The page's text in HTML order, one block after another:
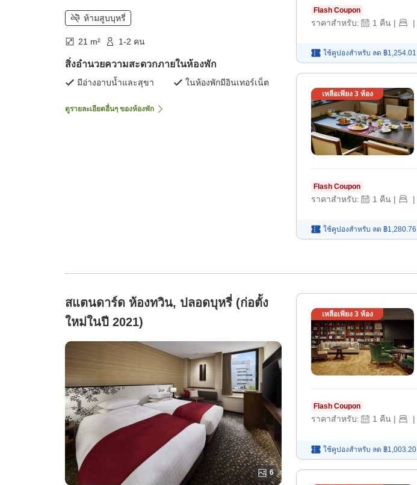
ห้ามสูบบุหรี่
21 m² 1-2 คน
สิ่งอำนวยความสะดวกภายในห้องพัก
มีอ่างอาบน้ำและสุขา ในห้องพักมีอินเทอร์เน็ต
ดูรายละเอียดอื่นๆ ของห้องพัก
Flash Coupon
ราคาสำหรับ: 1 คืน | |
ใช้คูปองสำหรับ ลด ฿1,254.01
เหลือเพียง 3ห้อง
Flash Coupon
ราคาสำหรับ: 1 คืน | |
ใช้คูปองสำหรับ ลด ฿1,280.76
สแตนดาร์ด ห้องทวิน, ปลอดบุหรี่ (ก่อตั้ง
ใหม่ในปี 2021)
6
เหลือเพียง 3ห้อง
Flash Coupon
ราคาสำหรับ: 1 คืน | |
ใช้คูปองสำหรับ ลด ฿1,003.20